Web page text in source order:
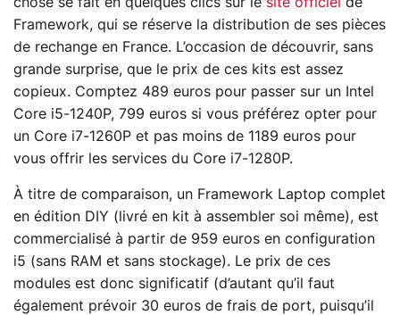
Framework, qui se réserve la distribution de ses pièces
de rechange en France. L’occasion de découvrir, sans
grande surprise, que le prix de ces kits est assez
copieux. Comptez 489 euros pour passer sur un Intel
Core i5-1240P, 799 euros si vous préférez opter pour
un Core i7-1260P et pas moins de 1189 euros pour
vous offrir les services du Core i7-1280P.
À titre de comparaison, un Framework Laptop complet
en édition DIY (livré en kit à assembler soi même), est
commercialisé à partir de 959 euros en configuration
i5 (sans RAM et sans stockage). Le prix de ces
modules est donc significatif (d’autant qu’il faut
également prévoir 30 euros de frais de port, puisqu’il